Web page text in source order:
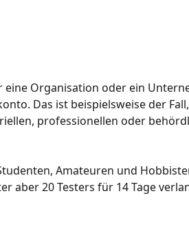
eine Organisation oder ein
Das ist beispielsweise der
professionellen oder
Amateuren und
aber 20 Testers für 14 Tage